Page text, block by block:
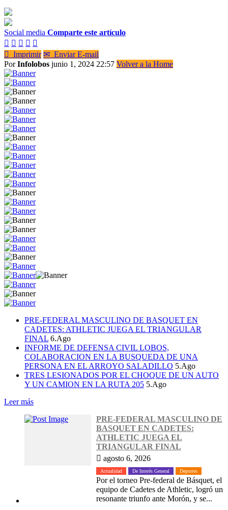
Social media Comparte este artículo
    
 Imprimir ✉ Enviar E-mail
PorInfolobos junio 1, 2024 22:57 Volver a la Home
PRE-FEDERAL MASCULINO DE BASQUET EN
CADETES: ATHLETIC JUEGA EL TRIANGULAR
FINAL 6.Ago
INFORME DE DEFENSA CIVIL LOBOS,
COLABORACION EN LA BUSQUEDA DE UNA
PERSONA EN EL ARROYO SALADILLO 5.Ago
TRES LESIONADOS POR EL CHOQUE DE UN AUTO
Y UN CAMION EN LA RUTA 205 5.Ago
Leer más
PRE-FEDERAL MASCULINO DE
BASQUET EN CADETES:
ATHLETIC JUEGA EL
TRIANGULAR FINAL
agosto 6, 2026
Actualidad De Interés General Deportes
Por el torneo Pre-federal de Básquet, el
equipo de Cadetes de Athletic, logró un
resonante triunfo ante Morón, y se...